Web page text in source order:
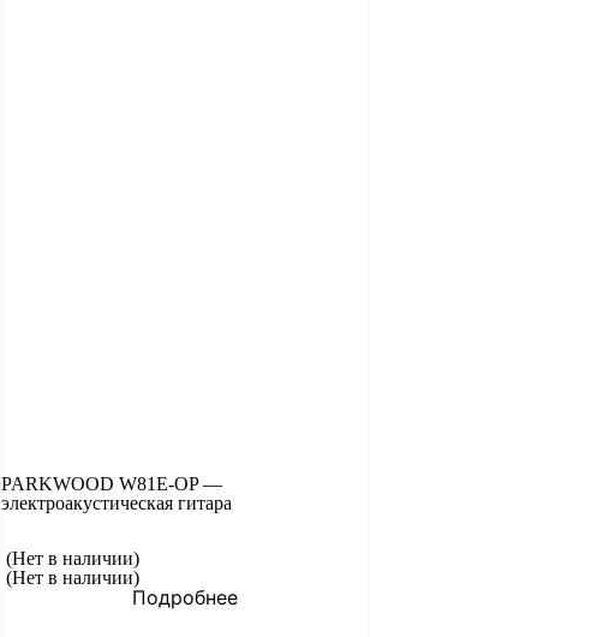
PARKWOOD W81E-OP —
электроакустическая гитара
(Нет в наличии)
(Нет в наличии)
Подробнее